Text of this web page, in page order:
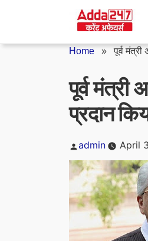
Home »पूर्व मंत्री
पूर्व मंत्री
प्रदान
Posted
admin April